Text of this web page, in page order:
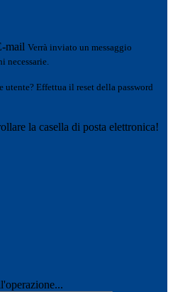
mail Verrà inviato un messaggio
necessarie.
utente? Effettua il reset della password
la casella di posta elettronica!